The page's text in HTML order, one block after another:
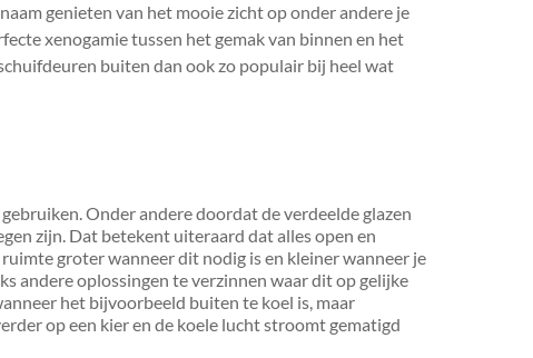
genieten van het mooie zicht op onder andere je
xenogamie tussen het gemak van binnen en het
buiten dan ook zo populair bij heel wat
Onder andere doordat de verdeelde glazen
zijn. Dat betekent uiteraard dat alles open en
groter wanneer dit nodig is en kleiner wanneer je
andere oplossingen te verzinnen waar dit op gelijke
het bijvoorbeeld buiten te koel is, maar
op een kier en de koele lucht stroomt gematigd